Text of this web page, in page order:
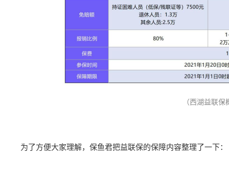
（西湖益联保
为了方便大家理解，保鱼君把益联保的保障内容整理了一下：